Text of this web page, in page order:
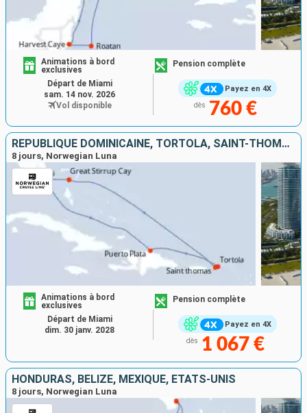
Payez en 4X
Animations à bord
exclusives
Pension complète
dès 760 €
Départ de Miami
sam. 14 nov. 2026
Vol disponible
RÉPUBLIQUE DOMINICAINE, TORTOLA, SAINT-THOMAS, BAHAMAS, ÉTATS-UNIS
8 jours, Norwegian Luna
Payez en 4X
Animations à bord
exclusives
Pension complète
dès 1 067 €
Départ de Miami
dim. 30 janv. 2028
HONDURAS, BELIZE, MEXIQUE, ÉTATS-UNIS
8 jours, Norwegian Luna